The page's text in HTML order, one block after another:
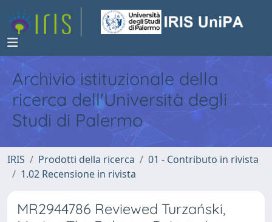
Archivio istituzionale della
ricerca dell'Università degli
Studi di Palermo
IRIS Prodotti della ricerca
01 - Contributo in rivista
1.02 Recensione in rivista
MR2944786 Reviewed Turzański,